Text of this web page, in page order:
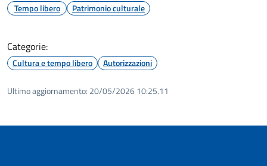
Tempo libero Patrimonio culturale
Categorie:
Cultura e tempo libero Autorizzazioni
Ultimo aggiornamento: 20/05/2026 10:25.11